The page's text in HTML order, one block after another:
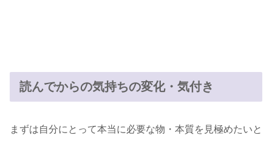
読んでからの気持ちの変化・気付き
まずは自分にとって本当に必要な物・本質を見極めたいと